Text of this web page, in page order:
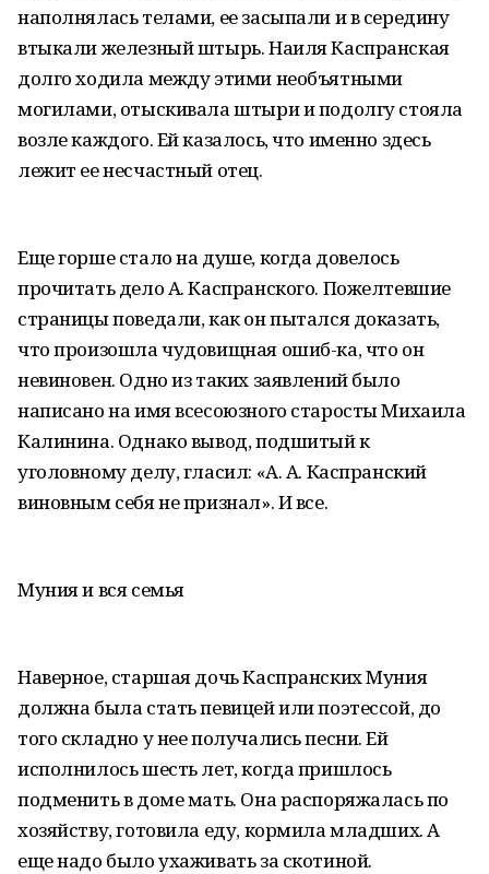
наполнялась телами, ее засыпали и в середину
втыкали железный штырь. Наиля Каспранская
долго ходила между этими необъятными
могилами, отыскивала штыри и подолгу стояла
возле каждого. Ей казалось, что именно здесь
лежит ее несчастный отец.
Еще горше стало на душе, когда довелось
прочитать дело А. Каспранского. Пожелтевшие
страницы поведали, как он пытался доказать,
что произошла чудовищная ошиб-ка, что он
невиновен. Одно из таких заявлений было
написано на имя всесоюзного старосты Михаила
Калинина. Однако вывод, подшитый к
уголовному делу, гласил: «А. А. Каспранский
виновным себя не признал». И все.
Муния и вся семья
Наверное, старшая дочь Каспранских Муния
должна была стать певицей или поэтессой, до
того складно у нее получались песни. Ей
исполнилось шесть лет, когда пришлось
подменить в доме мать. Она распоряжалась по
хозяйству, готовила еду, кормила младших. А
еще надо было ухаживать за скотиной.